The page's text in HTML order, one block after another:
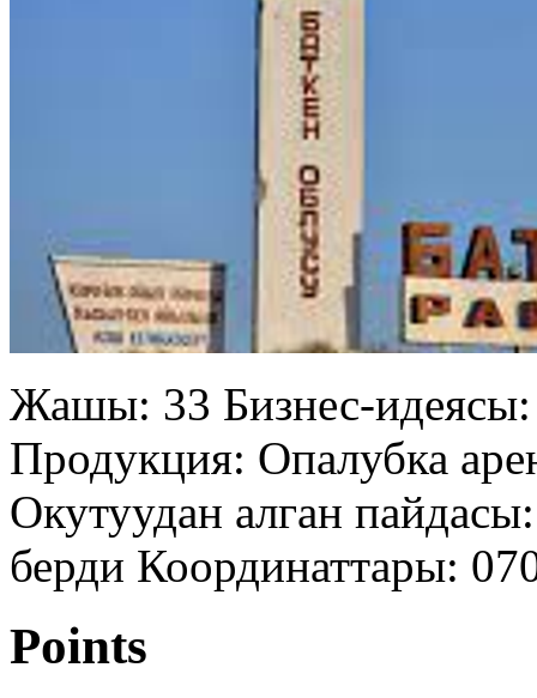
Жашы: 33 Бизнес-идеясы:
Продукция: Опалубка
Окутуудан алган
берди Координаттары:
Points